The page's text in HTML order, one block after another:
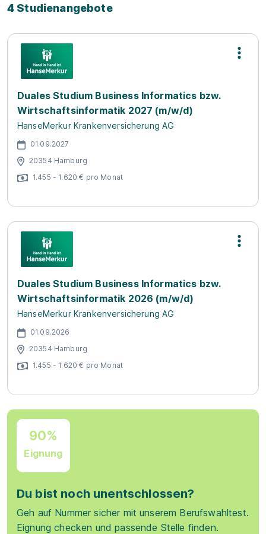
4 Studienangebote
Duales Studium Business Informatics bzw.
Wirtschaftsinformatik 2027 (m/w/d)
HanseMerkur Krankenversicherung AG
01.09.2027
20354 Hamburg
1.455 - 1.620 € pro Monat
Duales Studium Business Informatics bzw.
Wirtschaftsinformatik 2026 (m/w/d)
HanseMerkur Krankenversicherung AG
01.09.2026
20354 Hamburg
1.455 - 1.620 € pro Monat
90%
Eignung
Du bist noch unentschlossen?
Geh auf Nummer sicher mit unserem Berufswahltest.
Eignung checken und passende Stelle finden.